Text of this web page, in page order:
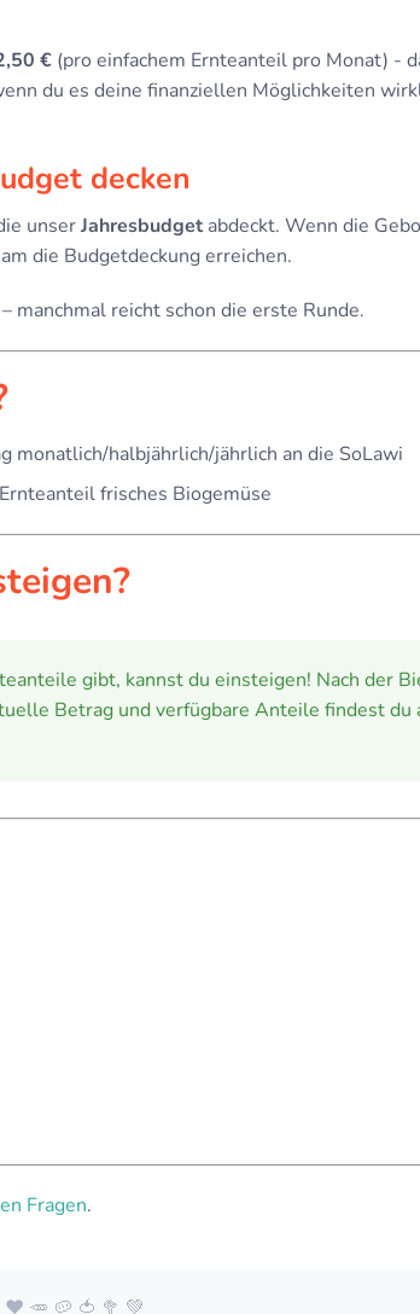
€ (pro einfachem Ernteanteil pro Monat) -
du es deine finanziellen Möglichkeiten
decken
unserJahresbudget abdeckt. Wenn die
die Budgetdeckung erreichen.
manchmal reicht schon die erste Runde.
monatlich/halbjährlich/jährlich an die SoLawi
frisches Biogemüse
gibt, kannst du einsteigen! Nach der
Betrag und verfügbare Anteile findest du
Fragen.
🥕 🥔 🍅 🥦 💚